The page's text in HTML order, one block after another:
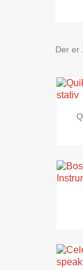
Der er